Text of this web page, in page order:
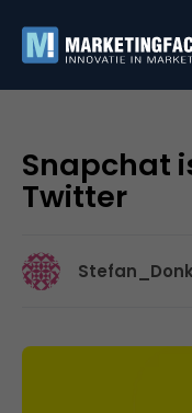
Snapchat
Twitter